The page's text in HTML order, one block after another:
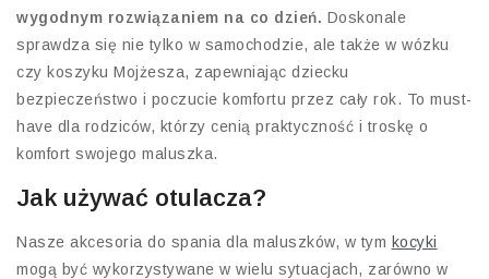
wygodnym rozwiązaniem na co dzień. Doskonale
sprawdza się nie tylko w samochodzie, ale także w wózku
czy koszyku Mojżesza, zapewniając dziecku
bezpieczeństwo i poczucie komfortu przez cały rok. To must-
have dla rodziców, którzy cenią praktyczność i troskę o
komfort swojego maluszka.
Jak używać otulacza?
Nasze akcesoria do spania dla maluszków, w tym kocyki
mogą być wykorzystywane w wielu sytuacjach, zarówno w